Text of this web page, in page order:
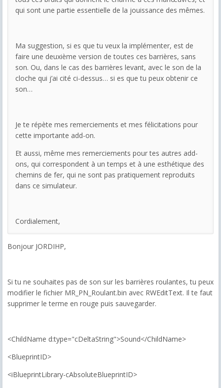
qui sont une partie essentielle de la jouissance des mêmes.
Ma suggestion, si es que tu veux la implémenter, est de
faire une deuxième version de toutes ces barrières, sans
son. Ou, dans le cas des barrières levant, avec le son de la
cloche qui j’ai cité ci-dessus… si es que tu peux obtenir ce
son…
Je te répète mes remerciements et mes félicitations pour
cette importante add-on.
Et aussi, même mes remerciements pour tes autres add-
ons, qui correspondent à un temps et à une esthétique des
chemins de fer, qui ne sont pas pratiquement reproduits
dans ce simulateur.
Cordialement,
Bonjour JORDIHP,
Si tu ne souhaites pas de son sur les barrières roulantes, tu peux
modifier le fichier MR_PN_Roulant.bin avec RWEditText. Il te faut
supprimer le terme en rouge puis sauvegarder.
<ChildName d:type="cDeltaString">Sound</ChildName>
<BlueprintID>
<iBlueprintLibrary-cAbsoluteBlueprintID>